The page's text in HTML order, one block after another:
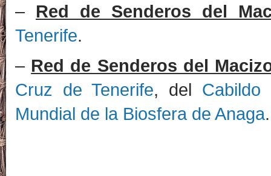
– Red de Senderos del
Tenerife.
– Red de Senderos del
Cruz de Tenerife, del Cabildo
Mundial de la Biosfera de Anaga.